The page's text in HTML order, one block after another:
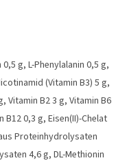
g, L-Phenylalanin 0,5 g,
(Vitamin B3) 5 g,
Vitamin B2 3 g, Vitamin B6
B12 0,3 g, Eisen(II)-Chelat
Proteinhydrolysaten
4,6 g, DL-Methionin